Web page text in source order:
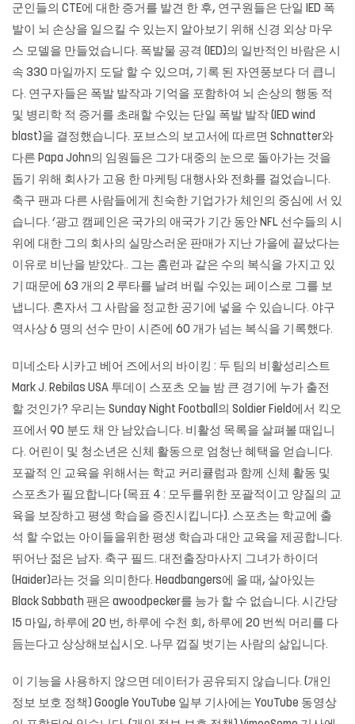
군인들의 CTE에 대한 증거를 발견 한 후, 연구원들은 단일 IED 폭
발이 뇌 손상을 일으킬 수 있는지 알아보기 위해 신경 외상 마우
스 모델을 만들었습니다. 폭발물 공격 (IED)의 일반적인 바람은 시
속 330 마일까지 도달 할 수 있으며, 기록 된 자연풍보다 더 큽니
다. 연구자들은 폭발 발작과 기억을 포함하여 뇌 손상의 행동 적
및 병리학 적 증거를 초래할 수있는 단일 폭발 발작 (IED wind
blast)을 결정했습니다. 포브스의 보고서에 따르면 Schnatter와
다른 Papa John의 임원들은 그가 대중의 눈으로 돌아가는 것을
돕기 위해 회사가 고용 한 마케팅 대행사와 전화를 걸었습니다.
축구 팬과 다른 사람들에게 친숙한 기업가가 체인의 중심에 서 있
습니다. ‘광고 캠페인은 국가의 애국가 기간 동안 NFL 선수들의 시
위에 대한 그의 회사의 실망스러운 판매가 지난 가을에 끝났다는
이유로 비난을 받았다.. 그는 홈런과 같은 수의 복식을 가지고 있
기 때문에 63 개의 2 루타를 날려 버릴 수있는 페이스로 그를 보
냅니다. 혼자서 그 사람을 정교한 공기에 넣을 수 있습니다. 야구
역사상 6 명의 선수 만이 시즌에 60 개가 넘는 복식을 기록했다.
미네소타 시카고 베어 즈에서의 바이킹 : 두 팀의 비활성리스트
Mark J. Rebilas USA 투데이 스포츠 오늘 밤 큰 경기에 누가 출전
할 것인가? 우리는 Sunday Night Football의 Soldier Field에서 킥오
프에서 90 분도 채 안 남았습니다. 비활성 목록을 살펴볼 때입니
다. 어린이 및 청소년은 신체 활동으로 엄청난 혜택을 얻습니다.
포괄적 인 교육을 위해서는 학교 커리큘럼과 함께 신체 활동 및
스포츠가 필요합니다 (목표 4 : 모두를위한 포괄적이고 양질의 교
육을 보장하고 평생 학습을 증진시킵니다). 스포츠는 학교에 출
석 할 수없는 아이들을위한 평생 학습과 대안 교육을 제공합니다.
뛰어난 젊은 남자. 축구 필드. 대전출장마사지 그녀가 하이더
(Haider)라는 것을 의미한다. Headbangers에 올 때, 살아있는
Black Sabbath 팬은 awoodpecker를 능가 할 수 없습니다. 시간당
15 마일, 하루에 20 번, 하루에 수천 회, 하루에 20 번씩 머리를 다
듬는다고 상상해보십시오. 나무 껍질 벗기는 사람의 삶입니다.
이 기능을 사용하지 않으면 데이터가 공유되지 않습니다. (개인
정보 보호 정책) Google YouTube 일부 기사에는 YouTube 동영상